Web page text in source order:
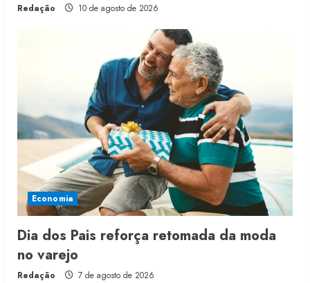
Redação 10 de agosto de 2026
Economia
Dia dos Pais reforça retomada da moda
no varejo
Redação 7 de agosto de 2026